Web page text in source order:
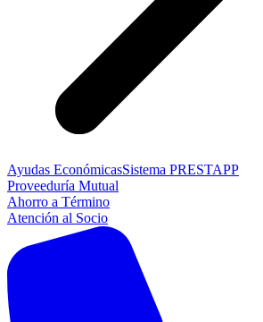
Ayudas EconómicasSistema PRESTAPP
Proveeduría Mutual
Ahorro a Término
Atención al Socio